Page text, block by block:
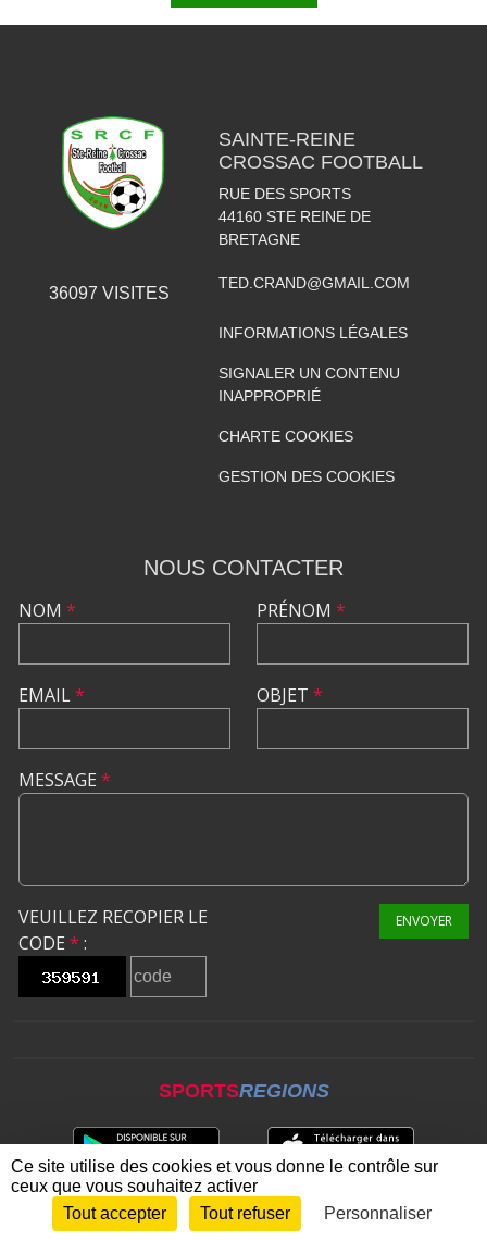
36097 VISITES
SAINTE-REINE
CROSSAC FOOTBALL
RUE DES SPORTS
44160 STE REINE DE
BRETAGNE
TED.CRAND@GMAIL.COM
INFORMATIONS LÉGALES
SIGNALER UN CONTENU
INAPPROPRIÉ
CHARTE COOKIES
GESTION DES COOKIES
NOUS CONTACTER
NOM *
EMAIL*
PRÉNOM *
OBJET *
MESSAGE *
VEUILLEZ RECOPIER LE
CODE * :
ENVOYER
SPORTSREGIONS
Envie de participer ? CONNEXION
Ce site utilise des cookies et vous donne le contrôle sur
ceux que vous souhaitez activer
Tout accepter
Tout refuser Personnaliser